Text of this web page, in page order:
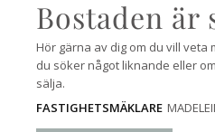
Bostaden är
Hör gärna av dig om du vill veta
du söker något liknande eller
sälja.
FASTIGHETSMÄKLARE